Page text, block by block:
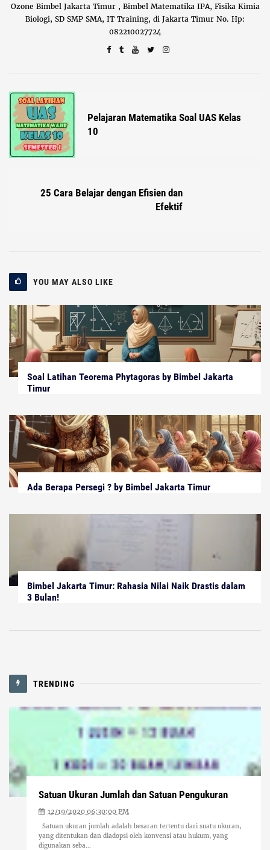
Ozone Bimbel Jakarta Timur , Bimbel Matematika IPA, Fisika Kimia
Biologi, SD SMP SMA, IT Training, di Jakarta Timur No. Hp:
082210027724
Pelajaran Matematika Soal UAS Kelas
10
25 Cara Belajar dengan Efisien dan
Efektif
YOU MAY ALSO LIKE
Soal Latihan Teorema Phytagoras by Bimbel Jakarta
Timur
Ada Berapa Persegi ? by Bimbel Jakarta Timur
Bimbel Jakarta Timur: Rahasia Nilai Naik Drastis dalam
3 Bulan!
TRENDING
Satuan Ukuran Jumlah dan Satuan Pengukuran
12/19/2020 06:30:00 PM
Satuan ukuran jumlah adalah besaran tertentu dari suatu ukuran,
yang ditentukan dan diadopsi oleh konvensi atau hukum, yang
digunakan seba...